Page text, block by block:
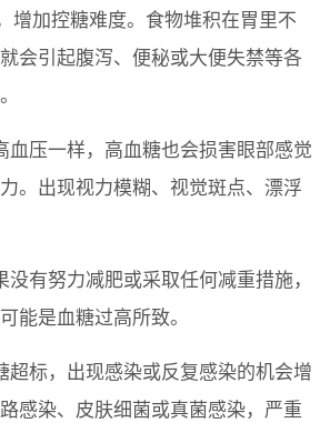
增加控糖难度。食物堆积在胃里不
会引起腹泻、便秘或大便失禁等各
血压一样，高血糖也会损害眼部感觉
。出现视力模糊、视觉斑点、漂浮
有努力减肥或采取任何减重措施，
能是血糖过高所致。
超标，出现感染或反复感染的机会增
感染、皮肤细菌或真菌感染，严重